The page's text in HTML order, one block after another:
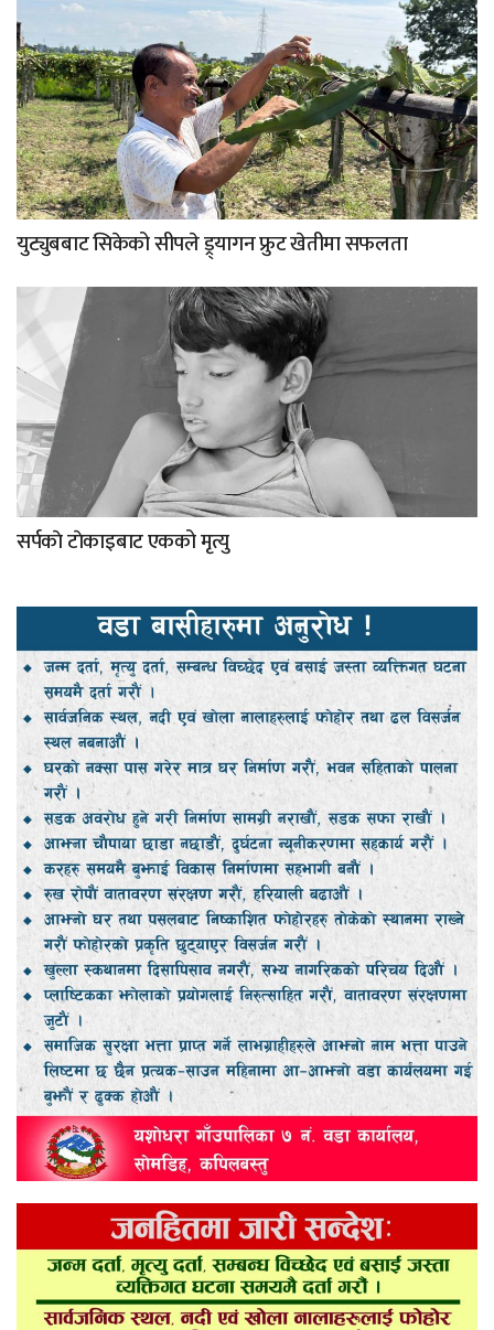
युट्युबबाट सिकेको सीपले ड्र्यागन फ्रुट खेतीमा सफलता
सर्पकाे टाेकाइबाट एकको मृत्यु